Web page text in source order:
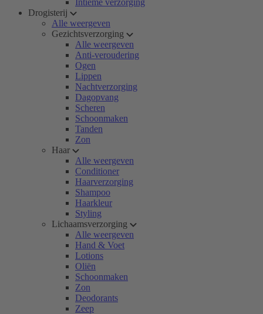
Intieme verzorging
Drogisterij
Alle weergeven
Gezichtsverzorging
Alle weergeven
Anti-veroudering
Ogen
Lippen
Nachtverzorging
Dagopvang
Scheren
Schoonmaken
Tanden
Zon
Haar
Alle weergeven
Conditioner
Haarverzorging
Shampoo
Haarkleur
Styling
Lichaamsverzorging
Alle weergeven
Hand & Voet
Lotions
Oliën
Schoonmaken
Zon
Deodorants
Zeep